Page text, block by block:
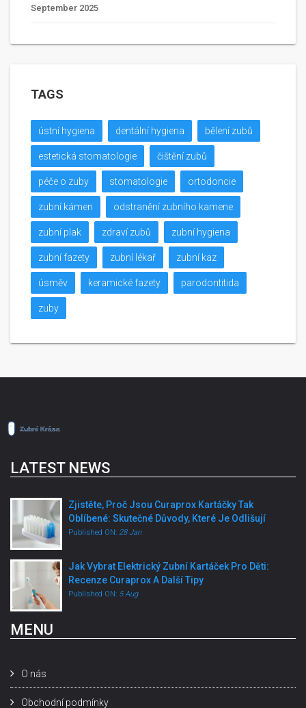
September 2025
TAGS
ústní hygiena dentální hygiena bělení zubů
estetická stomatologie čištění zubů
péče o zuby stomatologie ortodoncie
zubní kámen odstranění zubního kamene
zubní plak zdraví zubů zubní hygiena
zubní fazety zubní lékař zubní kaz
úsměv keramické fazety parodontitida
zuby
LATEST NEWS
Zjistěte, Proč Jsou Curaprox Kartáčky Tak
Oblíbené: Skutečné Důvody, Které Je Odlišují
Published ON: 28 Jan
Jak Vybrat Elektrický Zubní Kartáček Pro Děti:
Recenze Curaprox A Další Tipy
Published ON: 5 Aug
MENU
O nás
Obchodní podmínky